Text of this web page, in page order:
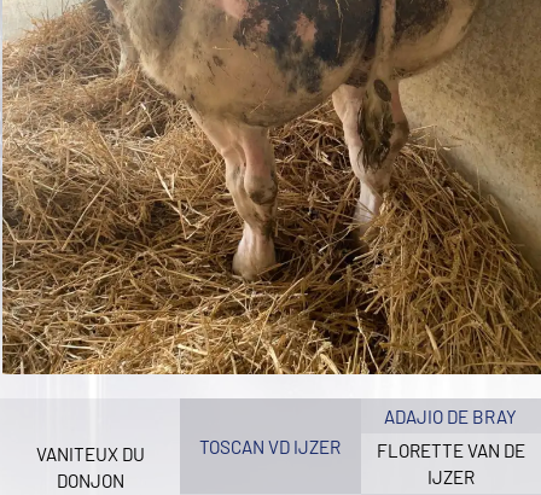
VANITEUX DU
DONJON
TOSCAN VD IJZER
ADAJIO DE BRAY
FLORETTE VAN DE
IJZER